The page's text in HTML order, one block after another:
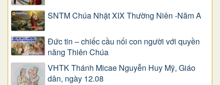
SNTM Chúa Nhật XIX Thường Niên -Năm A
Đức tin – chiếc cầu nối con người với quyền
năng Thiên Chúa
VHTK Thánh Micae Nguyễn Huy Mỹ, Giáo
dân, ngày 12.08